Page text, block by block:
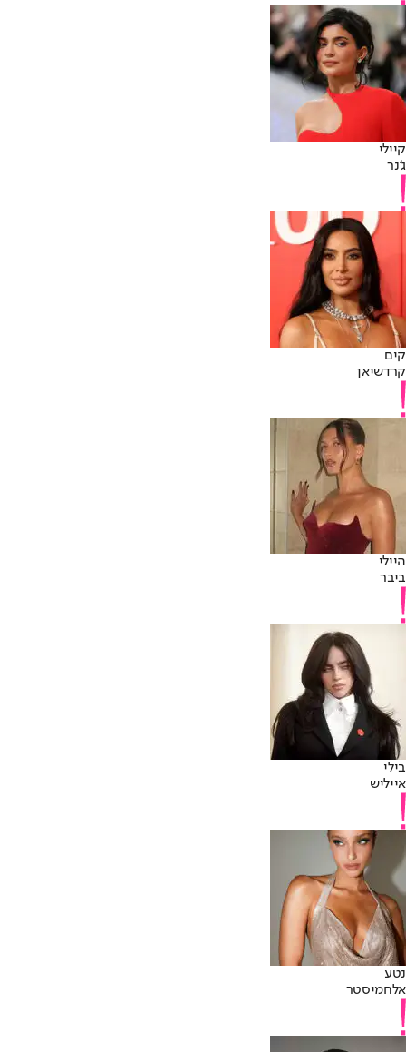
קיילי
ג'נר
קים
קרדשיאן
היילי
ביבר
בילי
אייליש
נטע
אלחמיסטר